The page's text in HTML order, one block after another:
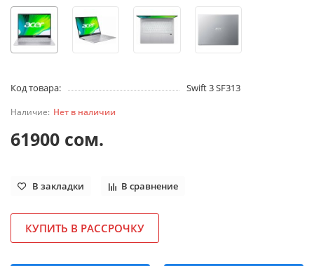
Код товара: Swift 3 SF313
Нет в наличии
61900 сом.
В закладки В сравнение
КУПИТЬ В РАССРОЧКУ